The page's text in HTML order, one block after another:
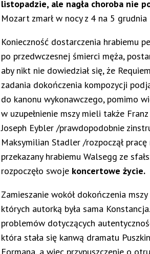
listopadzie, ale nagła choroba nie
Mozart zmarł w nocy z 4 na 5
Konieczność dostarczenia hrabiemu
po przedwczesnej śmierci męża,
aby nikt nie dowiedział się, że
zadania dokończenia kompozycji
do kanonu wykonawczego, pomimo
w uzupełnienie mszy mieli także
Joseph Eybler /prawdopodobnie
Maksymilian Stadler /rozpoczął pracę
przekazany hrabiemu Walsegg ze
rozpoczęło swoje koncertowe życie.
Zamieszanie wokół dokończenia mszy
których autorką była sama
problemów dotyczących
która stała się kanwą dramatu
Formana, a więc przypuszczenie o